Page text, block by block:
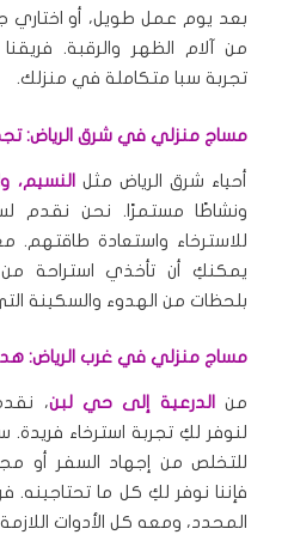
بعد يوم عمل طويل، أو
من آلام الظهر والرقبة.
تجربة سبا متكاملة في منزلك.
مساج منزلي في شرق الرياض:
أحياء شرق الرياض مثلالنسيم،
ونشاطًا مستمرًا. نحن نقدم
للاسترخاء واستعادة طاقتهم.
يمكنكِ أن تأخذي استراحة
بلحظات من الهدوء والسكينة
مساج منزلي في غرب الرياض:
من الدرعية إلى حي لبن،
لنوفر لكِ تجربة استرخاء
للتخلص من إجهاد السفر أو
فإننا نوفر لكِ كل ما تحتاجينه.
المحدد، ومعه كل الأدوات اللازمة